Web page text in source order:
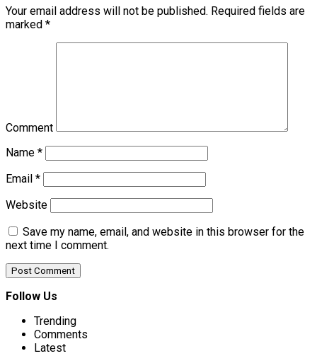
Your email address will not be published. Required fields are
marked *
Comment
Name *
Email *
Website
Save my name, email, and website in this browser for the
next time I comment.
Follow Us
Trending
Comments
Latest